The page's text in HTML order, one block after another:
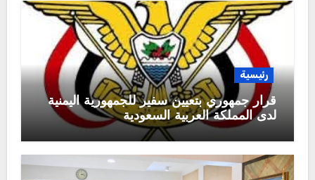
رئيسية
قرار جمهوري بتعيين سفير للجمهورية اليمنية
لدى المملكة العربية السعودية